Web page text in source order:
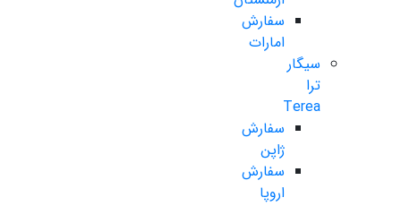
سفارش
امارات
سیگار
ترا
Terea
سفارش
ژاپن
سفارش
اروپا